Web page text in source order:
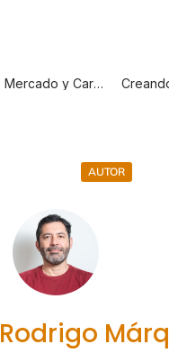
Estudios de Mercado y Características
AUTOR
Rodrigo